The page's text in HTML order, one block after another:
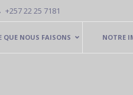
+257 22 25 7181
QUE NOUS FAISONS NOTRE